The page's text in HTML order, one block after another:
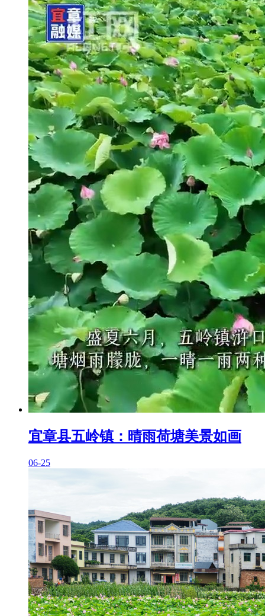
宜章县五岭镇：晴雨荷塘美景如画
06-25